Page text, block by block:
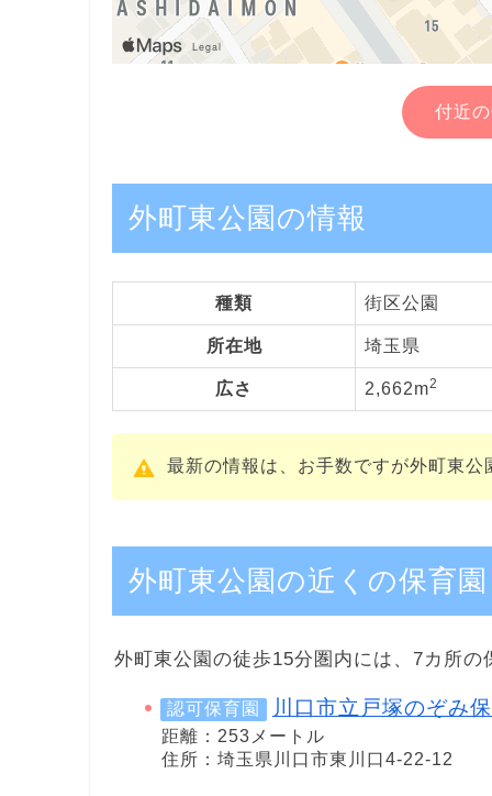
付近
外町東公園の情報
種類 街区公園
所在地 埼玉県
広さ 2,662m2
最新の情報は、お手数ですが外町東
外町東公園の近くの保育園
外町東公園の徒歩15分圏内には、7カ所の
認可保育園 川口市立戸塚のぞみ
距離：253メートル
住所：埼玉県川口市東川口4-22-12